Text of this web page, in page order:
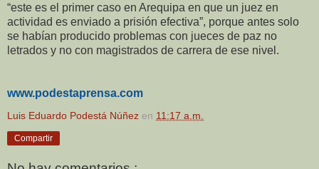
“este es el primer caso en Arequipa en que un juez en
actividad es enviado a prisión efectiva”, porque antes solo
se habían producido problemas con jueces de paz no
letrados y no con magistrados de carrera de ese nivel.
www.podestaprensa.com
Luis Eduardo Podestá Núñez en 11:17 a.m.
Compartir